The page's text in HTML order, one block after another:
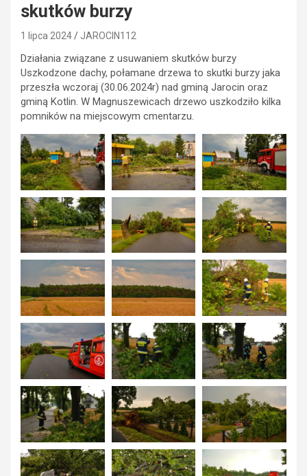
skutków burzy
1 lipca 2024 JAROCIN112
Działania związane z usuwaniem skutków burzy
Uszkodzone dachy, połamane drzewa to skutki burzy jaka
przeszła wczoraj (30.06.2024r) nad gminą Jarocin oraz
gminą Kotlin. W Magnuszewicach drzewo uszkodziło kilka
pomników na miejscowym cmentarzu.